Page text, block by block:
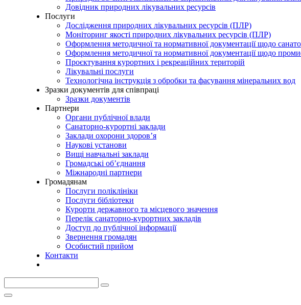
Довідник природних лікувальних ресурсів
Послуги
Дослідження природних лікувальних ресурсів (ПЛР)
Моніторинг якості природних лікувальних ресурсів (ПЛР)
Оформлення методичної та нормативної документації щодо
Оформлення методичної та нормативної документації щодо
Проєктування курортних і рекреаційних територій
Лікувальні послуги
Технологічна інструкція з обробки та фасування мінеральних вод
Зразки документів для співпраці
Зразки документів
Партнери
Органи публічної влади
Санаторно-курортні заклади
Заклади охорони здоров’я
Наукові установи
Вищі навчальні заклади
Громадські об’єднання
Міжнародні партнери
Громадянам
Послуги поліклініки
Послуги бібліотеки
Курорти державного та місцевого значення
Перелік санаторно-курортних закладів
Доступ до публічної інформації
Звернення громадян
Особистий прийом
Контакти